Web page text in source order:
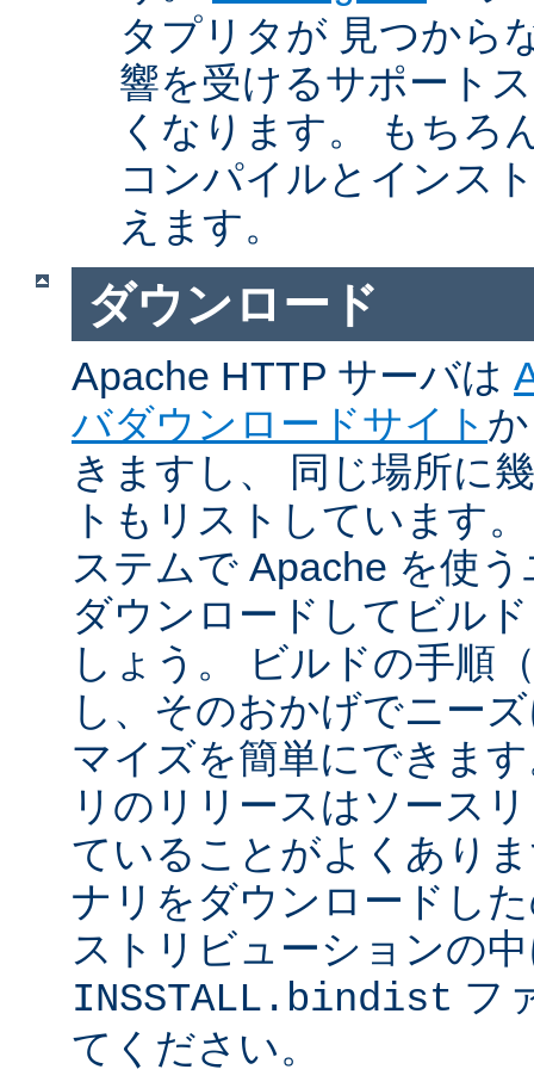
タプリタが 見つから
響を受けるサポート
くなります。 もちろ
コンパイルとインス
えます。
ダウンロード
Apache HTTP サーバは
バダウンロードサイト
きますし、 同じ場所に
トもリストしています
ステムで Apache を使
ダウンロードしてビル
しょう。 ビルドの手順
し、そのおかげでニー
マイズを簡単にできま
リのリリースはソース
ていることがよくあり
ナリをダウンロードし
ストリビューションの
INSSTALL.bindist フ
てください。